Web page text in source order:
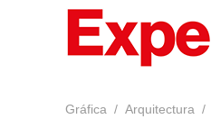
Gráfica Arquitectura